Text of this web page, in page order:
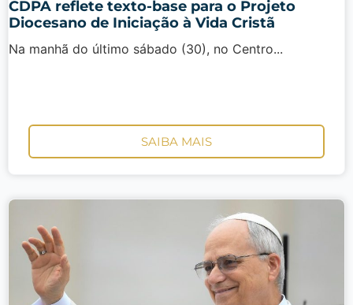
CDPA reflete texto-base para o Projeto
Diocesano de Iniciação à Vida Cristã
Na manhã do último sábado (30), no Centro...
SAIBA MAIS